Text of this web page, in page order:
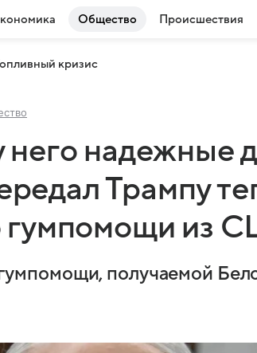
Общество Происшествия
кризис
него надежные
Трампу
гумпомощи из
получаемой